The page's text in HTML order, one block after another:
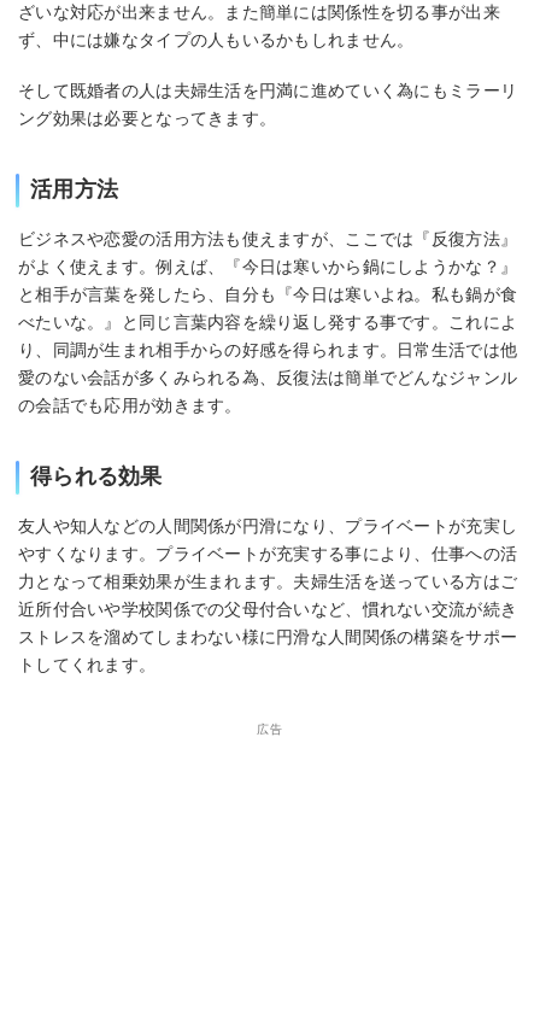
ざいな対応が出来ません。また簡単には関係性を切る事が出来
ず、中には嫌なタイプの人もいるかもしれません。
そして既婚者の人は夫婦生活を円満に進めていく為にもミラーリ
ング効果は必要となってきます。
活用方法
ビジネスや恋愛の活用方法も使えますが、ここでは『反復方法』
がよく使えます。例えば、『今日は寒いから鍋にしようかな？』
と相手が言葉を発したら、自分も『今日は寒いよね。私も鍋が食
べたいな。』と同じ言葉内容を繰り返し発する事です。これによ
り、同調が生まれ相手からの好感を得られます。日常生活では他
愛のない会話が多くみられる為、反復法は簡単でどんなジャンル
の会話でも応用が効きます。
得られる効果
友人や知人などの人間関係が円滑になり、プライベートが充実し
やすくなります。プライベートが充実する事により、仕事への活
力となって相乗効果が生まれます。夫婦生活を送っている方はご
近所付合いや学校関係での父母付合いなど、慣れない交流が続き
ストレスを溜めてしまわない様に円滑な人間関係の構築をサポー
トしてくれます。
広告